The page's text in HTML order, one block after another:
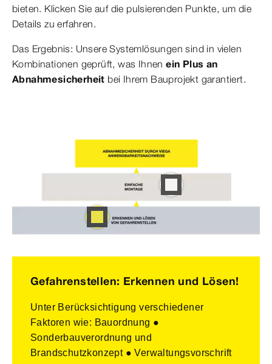
bieten. Klicken Sie auf die pulsierenden Punkte, um die
Details zu erfahren.
Das Ergebnis: Unsere Systemlösungen sind in vielen
Kombinationen geprüft, was Ihnenein Plus an
Abnahmesicherheit bei Ihrem Bauprojekt garantiert.
Gefahrenstellen: Erkennen und Lösen!
Unter Berücksichtigung verschiedener
Faktoren wie: Bauordnung ●
Sonderbauverordnung und
Brandschutzkonzept ● Verwaltungsvorschrift